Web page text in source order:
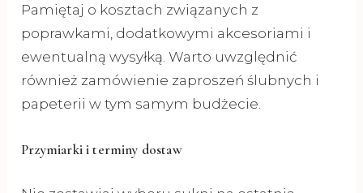
Pamiętaj o kosztach związanych z
poprawkami, dodatkowymi akcesoriami i
ewentualną wysyłką. Warto uwzględnić
również zamówienie zaproszeń ślubnych i
papeterii w tym samym budżecie.
Przymiarki i terminy dostaw